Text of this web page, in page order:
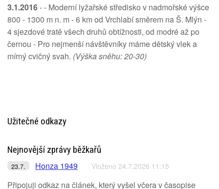
3.1.2016- - Moderní lyžařské středisko v nadmořské výšce
800 - 1300 m n. m - 6 km od Vrchlabí směrem na Š. Mlýn -
4 sjezdové tratě všech druhů obtížnosti, od modré až po
černou - Pro nejmenší návštěvníky máme dětský vlek a
mírný cvičný svah. (Výška sněhu: 20-30)
Užitečné odkazy
Nejnovější zprávy běžkařů
23.7. Honza 1949 Vloženo 24.7.2026 11:15
Připojuji odkaz na článek, který vyšel včera v časopise